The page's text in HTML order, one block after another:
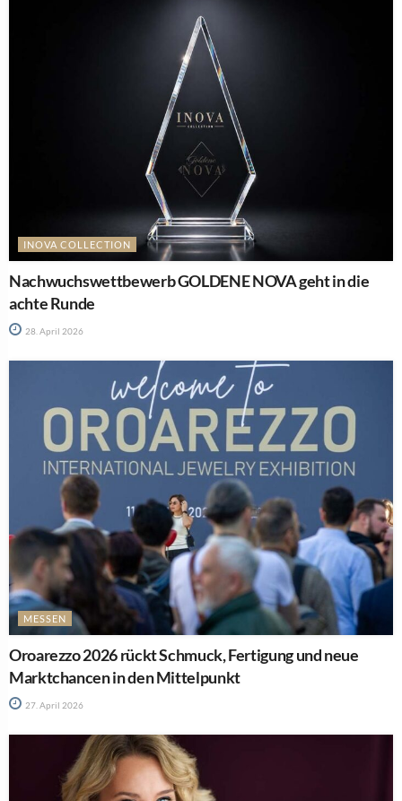
INOVA COLLECTION
Nachwuchswettbewerb GOLDENE NOVA geht in die
achte Runde
28. April 2026
MESSEN
Oroarezzo 2026 rückt Schmuck, Fertigung und neue
Marktchancen in den Mittelpunkt
27. April 2026